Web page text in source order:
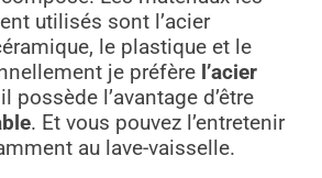
utilisés sont l’acier
le plastique et le
je préfère l’acier
possède l’avantage d’être
. Et vous pouvez l’entretenir
au lave-vaisselle.